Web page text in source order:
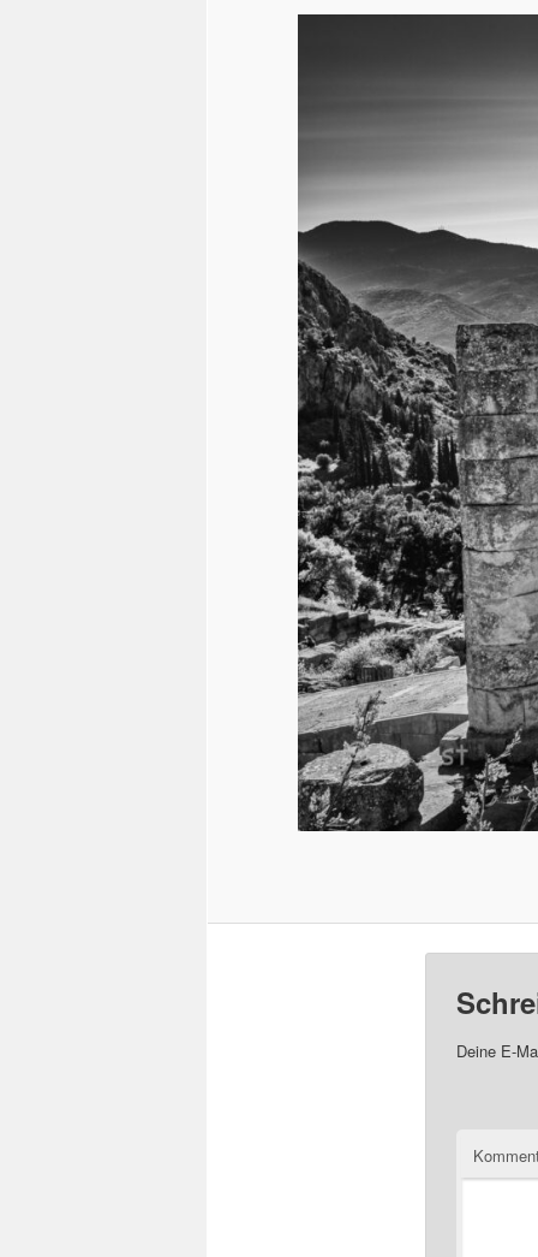
Deine E-